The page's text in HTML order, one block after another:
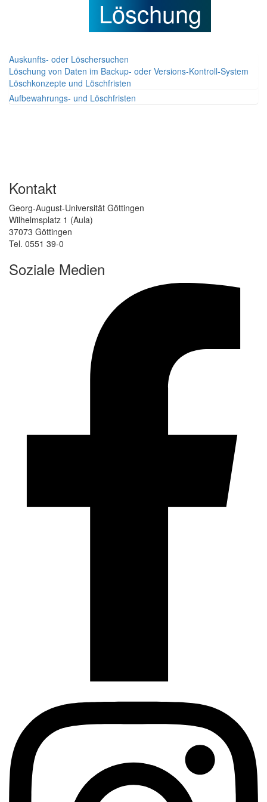
Löschung
Auskunfts- oder Löschersuchen
Löschung von Daten im Backup- oder Versions-Kontroll-System
Löschkonzepte und Löschfristen
Aufbewahrungs- und Löschfristen
Kontakt
Georg-August-Universität Göttingen
Wilhelmsplatz 1 (Aula)
37073 Göttingen
Tel. 0551 39-0
Soziale Medien